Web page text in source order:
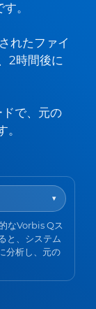
。
れたファイ
2時間後に
で、元の
▾
なVorbis Qス
と、システム
分析し、元の